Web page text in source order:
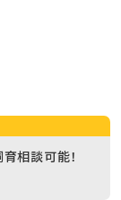
相談可能！